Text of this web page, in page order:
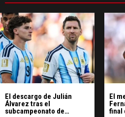
El descargo de Julián
Álvarez tras el
subcampeonato de
El
final